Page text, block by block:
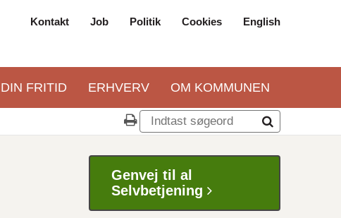
navigation
Kontakt Job Politik Cookies English
DIN FRITID ERHVERV OM KOMMUNEN
Genvej til al
Selvbetjening